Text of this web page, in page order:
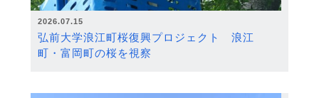
2026.07.15
弘前大学浪江町桜復興プロジェクト 浪江
町・富岡町の桜を視察